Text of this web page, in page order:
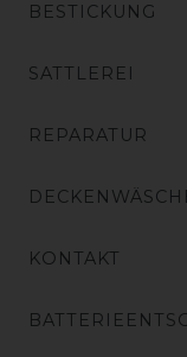
BESTICKUNG
SATTLEREI
REPARATUR
KONTAKT